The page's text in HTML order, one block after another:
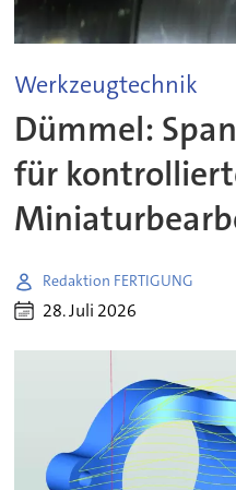
Werkzeugtechnik
Dümmel:
für
Redaktion FERTIGUNG
28. Juli 2026